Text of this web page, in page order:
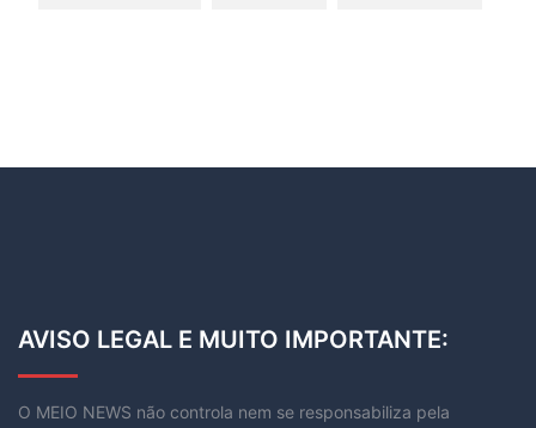
AVISO LEGAL E MUITO IMPORTANTE:
O MEIO NEWS não controla nem se responsabiliza pela